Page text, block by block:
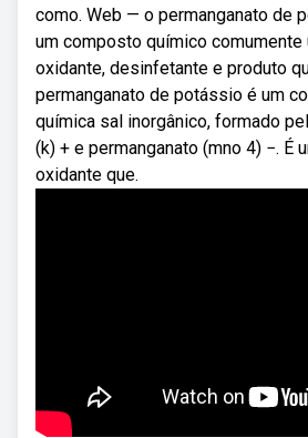
como. Web — o permanganato de
um composto químico
oxidante, desinfetante e produto
permanganato de potássio é um
química sal inorgânico, formado
(k) + e permanganato (mno 4) −. É
oxidante que.